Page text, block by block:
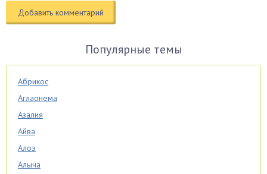
Популярные темы
Абрикос
Аглаонема
Азалия
Айва
Алоэ
Алыча